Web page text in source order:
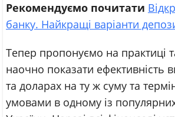
Рекомендуємо почитати
банку. Найкращі варіанти
Тепер пропонуємо на практиці
наочно показати ефективність
та доларах на ту ж суму та
умовами в одному із